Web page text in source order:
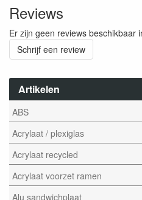
Artikelen
ABS
Acrylaat / plexiglas
Acrylaat recycled
Acrylaat voorzet ramen
Alu sandwichplaat
Reviews
Er zijn geen reviews beschikbaar
Schrijf een review